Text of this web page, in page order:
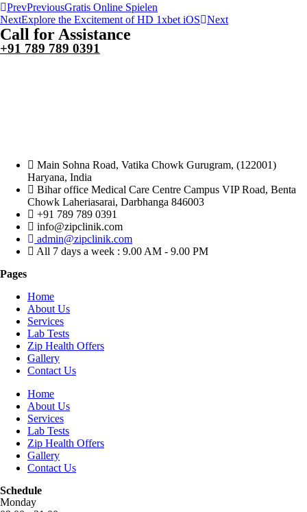
PrevPreviousGratis Online Spielen
NextExplore the Excitement of HD 1xbet iOS Next
Call for Assistance
+91 789 789 0391
Main Sohna Road, Vatika Chowk Gurugram, (122001)
Haryana, India
Bihar office Medical Care Centre Campus VIP Road, Benta
Chowk Laheriasarai, Darbhanga 846003
+91 789 789 0391
info@zipclinik.com
admin@zipclinik.com
All 7 days a week : 9.00 AM - 9.00 PM
Pages
Home
About Us
Services
Lab Tests
Zip Health Offers
Gallery
Contact Us
Home
About Us
Services
Lab Tests
Zip Health Offers
Gallery
Contact Us
Schedule
Monday